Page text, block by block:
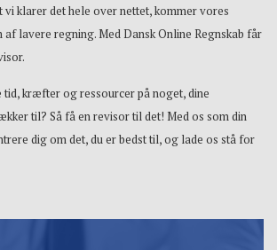
vi klarer det hele over nettet, kommer vores
lavere regning. Med Dansk Online Regnskab får
kræfter og ressourcer på noget, dine
til? Så få en revisor til det! Med os som din
dig om det, du er bedst til, og lade os stå for